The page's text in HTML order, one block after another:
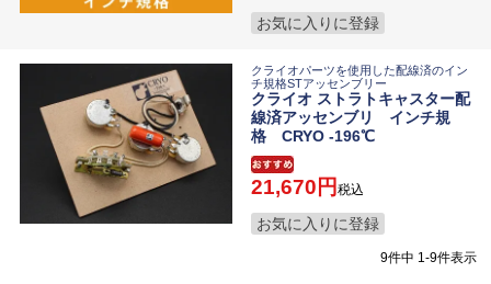
お気に入りに登録
クライオパーツを使用した配線済のイン
チ規格STアッセンブリー
クライオ ストラトキャスター配
線済アッセンブリ インチ規
格 CRYO -196℃
21,670 税込
お気に入りに登録
9件中 1-9件表示